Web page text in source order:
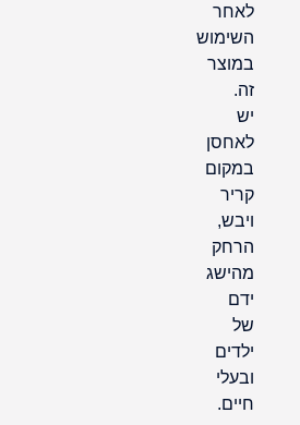
לאחר
השימוש
במוצר
זה.
יש
לאחסן
במקום
קריר
ויבש,
הרחק
מהישג
ידם
של
ילדים
ובעלי
חיים.